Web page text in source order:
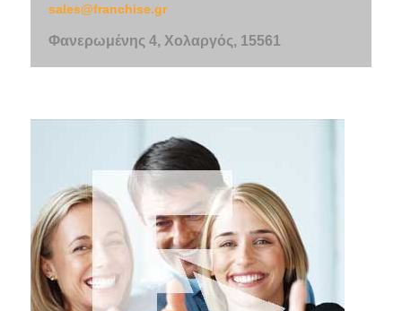
sales@franchise.gr
Φανερωμένης 4, Χολαργός, 15561